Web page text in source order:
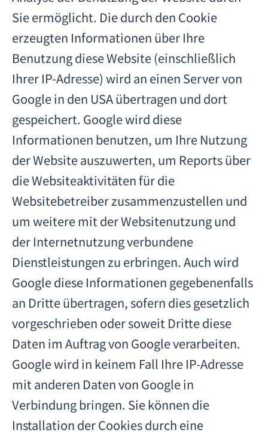
Sie ermöglicht. Die durch den Cookie
erzeugten Informationen über Ihre
Benutzung diese Website (einschließlich
Ihrer IP-Adresse) wird an einen Server von
Google in den USA übertragen und dort
gespeichert. Google wird diese
Informationen benutzen, um Ihre Nutzung
der Website auszuwerten, um Reports über
die Websiteaktivitäten für die
Websitebetreiber zusammenzustellen und
um weitere mit der Websitenutzung und
der Internetnutzung verbundene
Dienstleistungen zu erbringen. Auch wird
Google diese Informationen gegebenenfalls
an Dritte übertragen, sofern dies gesetzlich
vorgeschrieben oder soweit Dritte diese
Daten im Auftrag von Google verarbeiten.
Google wird in keinem Fall Ihre IP-Adresse
mit anderen Daten von Google in
Verbindung bringen. Sie können die
Installation der Cookies durch eine